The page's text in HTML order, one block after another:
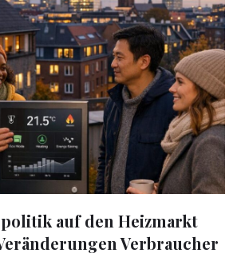
auf den Heizmarkt
Verbraucher